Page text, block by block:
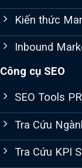
Kiến thức
Inbound
Công cụ SEO
SEO Tools
Tra Cứu
Tra Cứu KPI